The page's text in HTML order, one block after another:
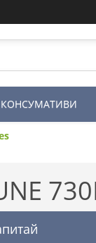
КОНСУМАТИВИ